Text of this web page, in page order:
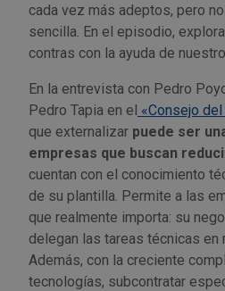
cada vez más adeptos, pero
sencilla. En el episodio,
contras con la ayuda de
En la entrevista con Pedro
Pedro Tapia en el «Consejo
que externalizar puede ser
empresas que buscan
cuentan con el conocimiento
de su plantilla. Permite a las
que realmente importa: su
delegan las tareas técnicas en
Además, con la creciente
tecnologías, subcontratar